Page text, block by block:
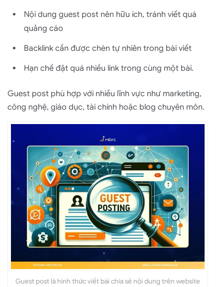
Nội dung guest post nên hữu ích, tránh viết quá
quảng cáo
Backlink cần được chèn tự nhiên trong bài viết
Hạn chế đặt quá nhiều link trong cùng một bài.
Guest post phù hợp với nhiều lĩnh vực như marketing,
công nghệ, giáo dục, tài chính hoặc blog chuyên môn.
Guest post là hình thức viết bài chia sẻ nội dung trên website